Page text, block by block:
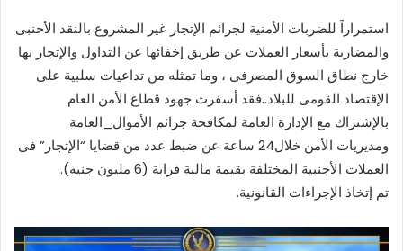
استمراراً للضربات الأمنية لجرائم الإتجار غير المشروع بالنقد الأجنبى
والمضاربة بأسعار العملات عن طريق إخفائها عن التداول والإتجار بها
خارج نطاق السوق المصرفى ، وما تمثله من تداعيات سلبية على
الإقتصاد القومى للبلاد..فقد أسفرت جهود قطاع الأمن العام
بالإشتراك مع الإدارة العامة لمكافحة جرائم الأموال_العامة
ومديريات الأمن خلال24 ساعة عن ضبط عدد من قضايا “الإتجار” فى
العملات الأجنبية المختلفة بقيمة مالية قرابة (6 مليون جنيه).
تم إتخاذ الإجراءات القانونية.